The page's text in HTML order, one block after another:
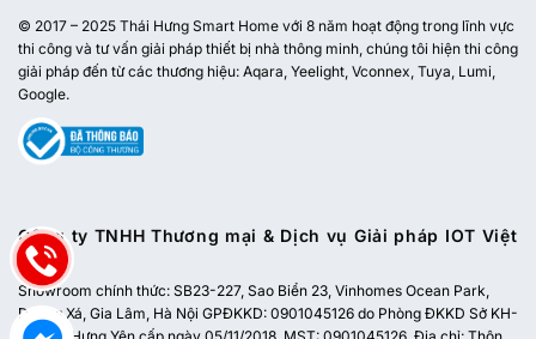
© 2017 – 2025 Thái Hưng Smart Home với 8 năm hoạt động trong lĩnh vực
thi công và tư vấn giải pháp thiết bị nhà thông minh, chúng tôi hiện thi công
giải pháp đến từ các thương hiệu: Aqara, Yeelight, Vconnex, Tuya, Lumi,
Google.
Công ty TNHH Thương mại & Dịch vụ Giải pháp IOT Việt
Nam
Showroom chính thức: SB23-227, Sao Biển 23, Vinhomes Ocean Park,
Dương Xá, Gia Lâm, Hà Nội GPĐKKD: 0901045126 do Phòng ĐKKD Sở KH-